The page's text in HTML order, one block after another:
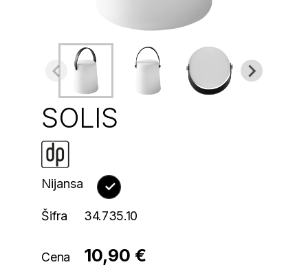
SOLIS
Nijansa
Šifra 34.735.10
Cena 10,90 €